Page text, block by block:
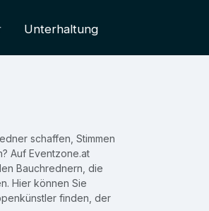
Unterhaltung
schaffen, Stimmen
Auf Eventzone.at
Bauchrednern, die
Hier können Sie
finden, der